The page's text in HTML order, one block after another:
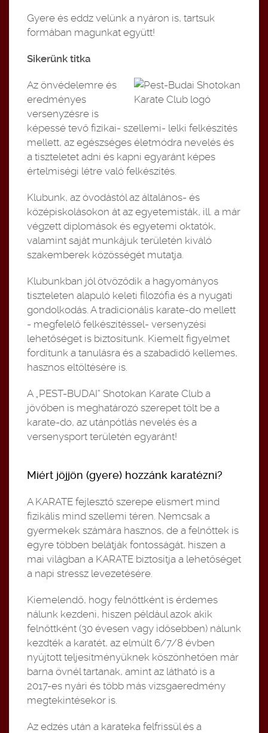
Gyere és eddz velünk a nyáron is, tartsuk
formában magunkat együtt!
Sikerünk titka
Az önvédelemre és
eredményes
versenyzésre is
képessé tevő fizikai- szellemi- lelki felkészítés
mellett, az egészséges életmódra nevelés és
a tiszteletet adni és kapni egyaránt képes
értelmiségi létre való felkészítés.
Klubunk, az óvodástól az általános- és
középiskolásokon át az egyetemisták, ill. a már
végzett diplomások és egyetemi oktatók,
valamint saját munkájuk területén kiváló
szakemberek közösségét mutatja.
Klubunkban jól ötvöződik a hagyományos
tiszteleten alapuló keleti filozófia és a nyugati
gondolkodás. A tradicionális karate-do mellett
- megfelelő felkészítéssel- versenyzési
lehetőséget is biztosítunk. Kiemelt figyelmet
fordítunk a tanulásra és a szabadidő kellemes,
hasznos eltöltésére is.
A „PEST-BUDAI” Shotokan Karate Club a
jövőben is meghatározó szerepet tölt be a
karate-do, az utánpótlás nevelés és a
versenysport területén egyaránt!
Miért jöjjön (gyere) hozzánk karatézni?
A KARATE fejlesztő szerepe elismert mind
fizikális mind szellemi téren. Nemcsak a
gyermekek számára hasznos, de a felnőttek is
egyre többen belátják fontosságát, hiszen a
mai világban a KARATE biztosítja a lehetőséget
a napi stressz levezetésére.
Kiemelendő, hogy felnőttként is érdemes
nálunk kezdeni, hiszen például azok akik
felnőttként (30 évesen vagy idősebben) nálunk
kezdték a karatét, az elmúlt 6/7/8 évben
nyújtott teljesítményüknek köszönhetően már
barna övnél tartanak, amint az látható is a
2017-es nyári és több más vizsgaeredmény
megtekintésekor is.
Az edzés után a karateka felfrissül és a